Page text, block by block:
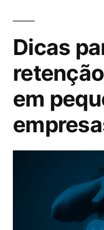
Dicas
em